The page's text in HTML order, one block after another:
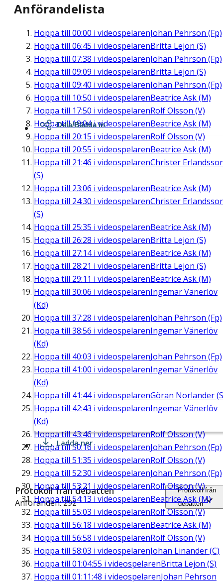
Anförandelista
Hoppa till 00:00 i videospelarenJohan Pehrson (Fp)
Hoppa till 06:45 i videospelarenBritta Lejon (S)
Hoppa till 07:38 i videospelarenJohan Pehrson (Fp)
Hoppa till 09:09 i videospelarenBritta Lejon (S)
Hoppa till 09:40 i videospelarenJohan Pehrson (Fp)
Hoppa till 10:50 i videospelarenBeatrice Ask (M)
Hoppa till 17:50 i videospelarenRolf Olsson (V)
Hoppa till19:04i videospelarenBeatrice Ask (M)
Hoppa till 20:15 i videospelarenRolf Olsson (V)
Hoppa till 20:55 i videospelarenBeatrice Ask (M)
Hoppa till 21:46 i videospelarenChrister
(S)
Hoppa till 23:06 i videospelarenBeatrice Ask (M)
Hoppa till 24:30 i videospelarenChrister
(S)
Hoppa till 25:35 i videospelarenBeatrice Ask (M)
Hoppa till 26:28 i videospelarenBritta Lejon (S)
Hoppa till 27:14i videospelarenBeatrice Ask (M)
Hoppa till 28:21 i videospelarenBritta Lejon (S)
Hoppa till 29:11 i videospelarenBeatrice Ask (M)
Hoppa till 30:06 i videospelarenIngemar Vänerlöv
(Kd)
Hoppa till 37:28 i videospelarenJohan Pehrson (Fp)
Hoppa till 38:56 i videospelarenIngemar Vänerlöv
(Kd)
Hoppa till 40:03 i videospelarenJohan Pehrson (Fp)
Hoppa till 41:00 i videospelarenIngemar Vänerlöv
(Kd)
Hoppa till 41:44i videospelarenGöran Norlander
Hoppa till 42:43 i videospelarenIngemar Vänerlöv
(Kd)
Hoppa till43:46i videospelarenRolf Olsson (V)
Hoppa till50:16 i videospelarenJohan Pehrson (Fp)
Hoppa till 51:35 i videospelarenRolf Olsson (V)
Hoppa till 52:30 i videospelarenJohan Pehrson (Fp)
Hoppa till 53:21 i videospelarenRolf Olsson (V)
Hoppa till54:13 i videospelarenBeatrice Ask (M)
Hoppa till 55:03 i videospelarenRolf Olsson (V)
Hoppa till 56:18 i videospelarenBeatrice Ask (M)
Hoppa till 56:58 i videospelarenRolf Olsson (V)
Hoppa till 58:03 i videospelarenJohan Linander (C)
Hoppa till 01:04:55 i videospelarenBritta Lejon (S)
Hoppa till 01:11:48 i videospelarenJohan Pehrson
Dela/Bädda in
Ladda ner
Protokoll från debatten
Anföranden: 292
Protokoll från
debatten